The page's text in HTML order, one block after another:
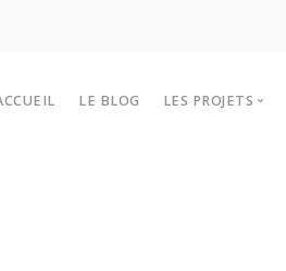
LE BLOG LES PROJETS